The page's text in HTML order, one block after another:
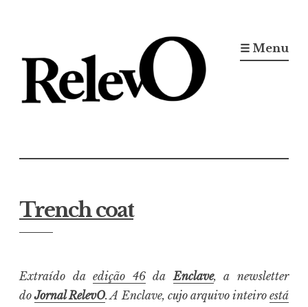
conteúdo
☰ Menu
Trench coat
Extraído daedição 46daEnclave, a newsletter
doJornal RelevO. A Enclave, cujo arquivo inteiro está